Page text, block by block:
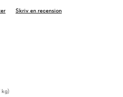
Skriv en recension
kg)